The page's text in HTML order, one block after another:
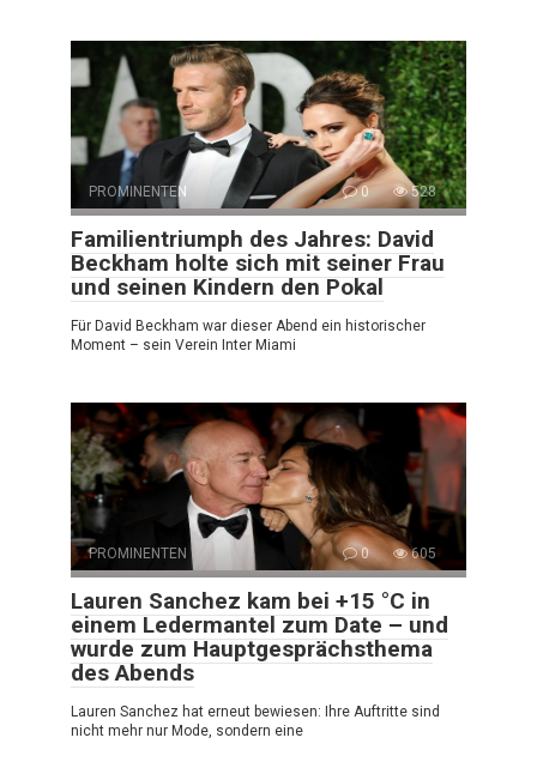
PROMINENTEN 0 528
Familientriumph des Jahres: David
Beckham holte sich mit seiner Frau
und seinen Kindern den Pokal
Für David Beckham war dieser Abend ein historischer
Moment – sein Verein Inter Miami
PROMINENTEN 0 605
Lauren Sanchez kam bei +15 °C in
einem Ledermantel zum Date – und
wurde zum Hauptgesprächsthema
des Abends
Lauren Sanchez hat erneut bewiesen: Ihre Auftritte sind
nicht mehr nur Mode, sondern eine